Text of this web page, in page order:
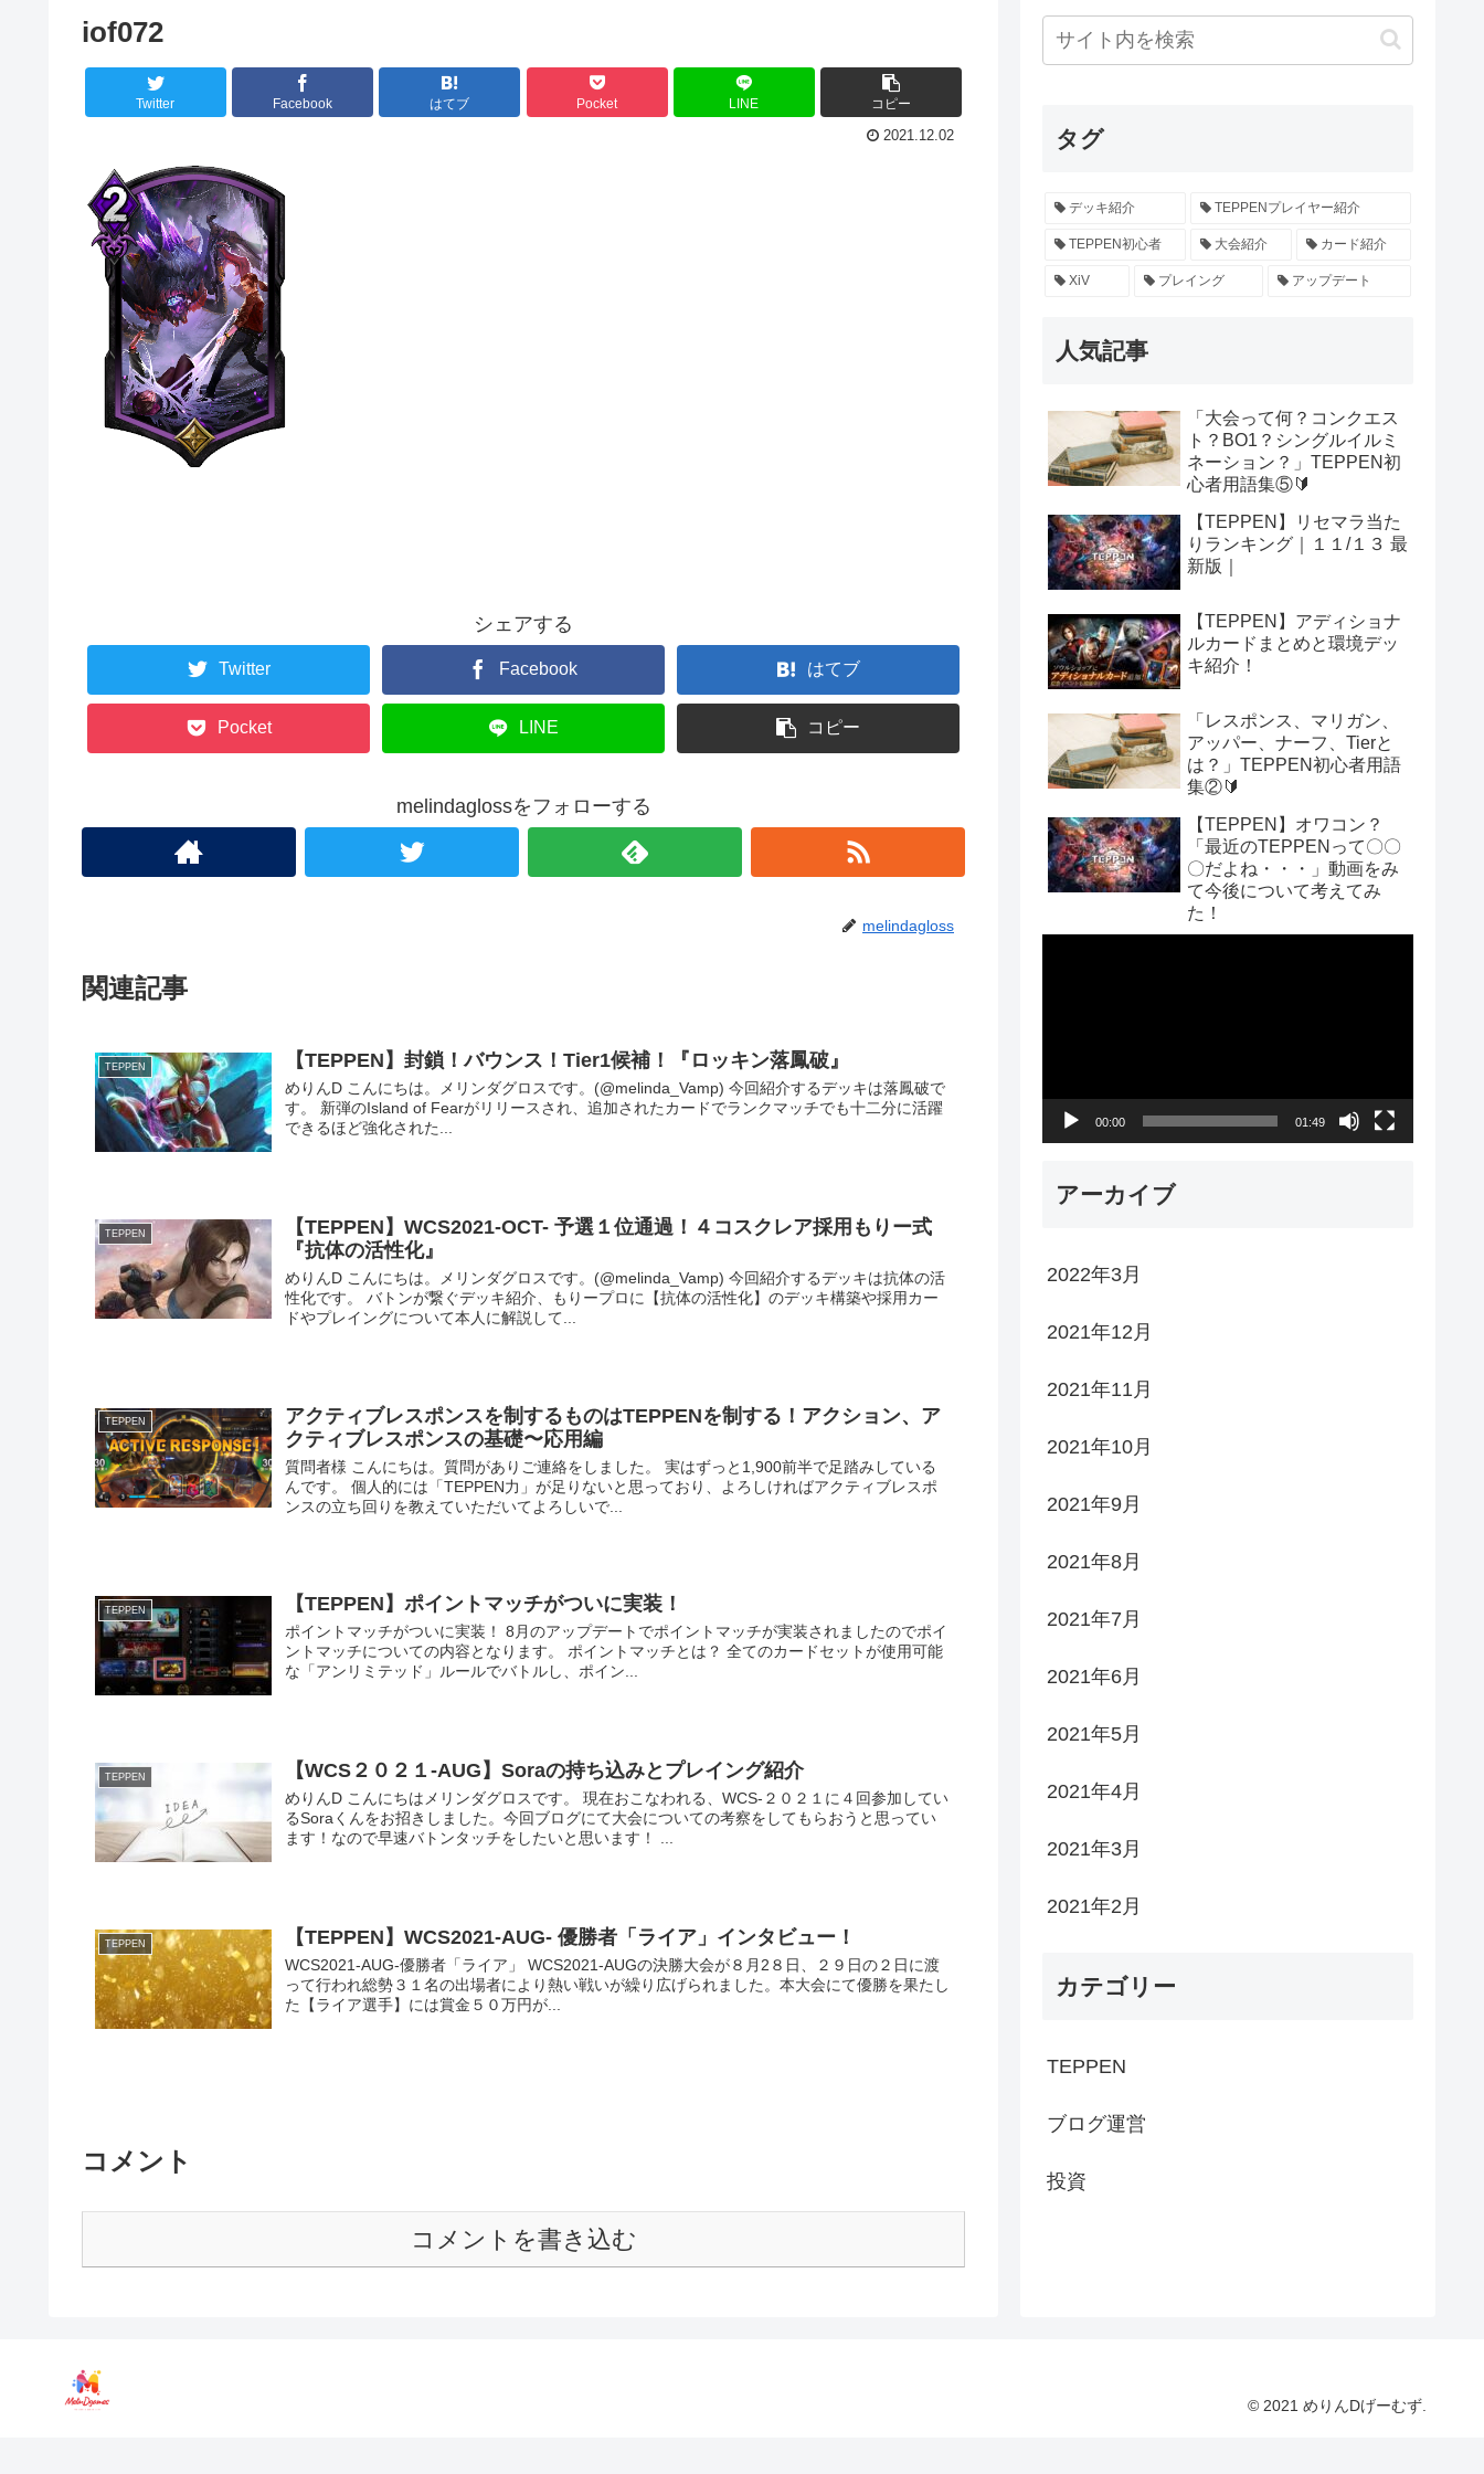
iof072
Twitter Facebook はてブ Pocket LINE コピー
2021.12.02
シェアする
Twitter Facebook はてブ
Pocket LINE コピー
melindaglossをフォローする
melindagloss
関連記事
TEPPEN 【TEPPEN】封鎖！バウンス！Tier1候補！『ロッキン落鳳破』
めりんD こんにちは。メリンダグロスです。(@melinda_Vamp) 今回紹介するデッキは落鳳破で
す。 新弾のIsland of Fearがリリースされ、追加されたカードでランクマッチでも十二分に活躍
できるほど強化された...
TEPPEN
【TEPPEN】WCS2021-OCT- 予選１位通過！４コスクレア採用もりー式
『抗体の活性化』
めりんD こんにちは。メリンダグロスです。(@melinda_Vamp) 今回紹介するデッキは抗体の活
性化です。 バトンが繋ぐデッキ紹介、もりープロに【抗体の活性化】のデッキ構築や採用カー
ドやプレイングについて本人に解説して...
TEPPEN
アクティブレスポンスを制するものはTEPPENを制する！アクション、ア
クティブレスポンスの基礎〜応用編
質問者様 こんにちは。質問がありご連絡をしました。 実はずっと1,900前半で足踏みしている
んです。 個人的には「TEPPEN力」が足りないと思っており、よろしければアクティブレスポ
ンスの立ち回りを教えていただいてよろしいで...
TEPPEN 【TEPPEN】ポイントマッチがついに実装！
ポイントマッチがついに実装！ 8月のアップデートでポイントマッチが実装されましたのでポイ
ントマッチについての内容となります。 ポイントマッチとは？ 全てのカードセットが使用可能
な「アンリミテッド」ルールでバトルし、ポイン...
TEPPEN 【WCS２０２１-AUG】Soraの持ち込みとプレイング紹介
めりんD こんにちはメリンダグロスです。 現在おこなわれる、WCS-２０２１に４回参加してい
るSoraくんをお招きしました。今回ブログにて大会についての考察をしてもらおうと思ってい
ます！なので早速バトンタッチをしたいと思います！ ...
TEPPEN 【TEPPEN】WCS2021-AUG- 優勝者「ライア」インタビュー！
WCS2021-AUG-優勝者「ライア」 WCS2021-AUGの決勝大会が８月2８日、２９日の２日に渡
って行われ総勢３１名の出場者により熱い戦いが繰り広げられました。本大会にて優勝を果たし
た【ライア選手】には賞金５０万円が...
コメント
コメントを書き込む
タグ
デッキ紹介 TEPPENプレイヤー紹介
TEPPEN初心者 大会紹介 カード紹介
XiV プレイング アップデート
人気記事
「大会って何？コンクエス
ト？BO1？シングルイルミ
ネーション？」TEPPEN初
心者用語集⑤🔰
【TEPPEN】リセマラ当た
りランキング｜１１/１３ 最
新版｜
【TEPPEN】アディショナ
ルカードまとめと環境デッ
キ紹介！
「レスポンス、マリガン、
アッパー、ナーフ、Tierと
は？」TEPPEN初心者用語
集②🔰
【TEPPEN】オワコン？
「最近のTEPPENって〇〇
〇だよね・・・」動画をみ
て今後について考えてみ
た！
00:00 01:49
アーカイブ
2022年3月
2021年12月
2021年11月
2021年10月
2021年9月
2021年8月
2021年7月
2021年6月
2021年5月
2021年4月
2021年3月
2021年2月
カテゴリー
TEPPEN
ブログ運営
投資
© 2021 めりんDげーむず.